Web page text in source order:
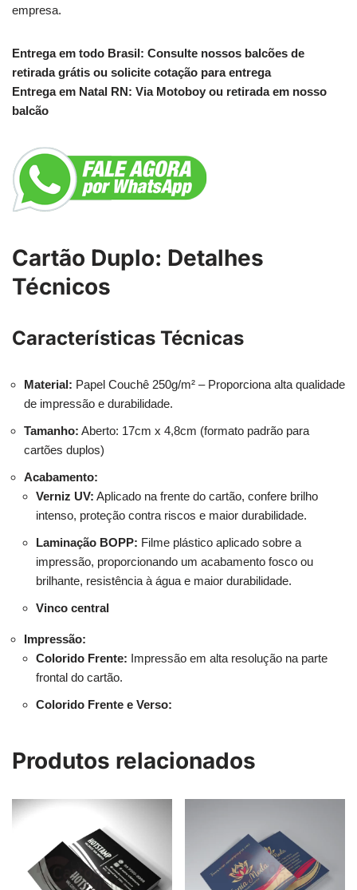
empresa.
Entrega em todo Brasil: Consulte nossos balcões de
retirada grátis ou solicite cotação para entrega
Entrega em Natal RN: Via Motoboy ou retirada em nosso
balcão
Cartão Duplo: Detalhes
Técnicos
Características Técnicas
Material: Papel Couchê 250g/m² – Proporciona alta qualidade
de impressão e durabilidade.
Tamanho: Aberto: 17cm x 4,8cm (formato padrão para
cartões duplos)
Acabamento:
Verniz UV: Aplicado na frente do cartão, confere brilho
intenso, proteção contra riscos e maior durabilidade.
Laminação BOPP: Filme plástico aplicado sobre a
impressão, proporcionando um acabamento fosco ou
brilhante, resistência à água e maior durabilidade.
Vinco central
Impressão:
Colorido Frente: Impressão em alta resolução na parte
frontal do cartão.
Colorido Frente e Verso:
Produtos relacionados